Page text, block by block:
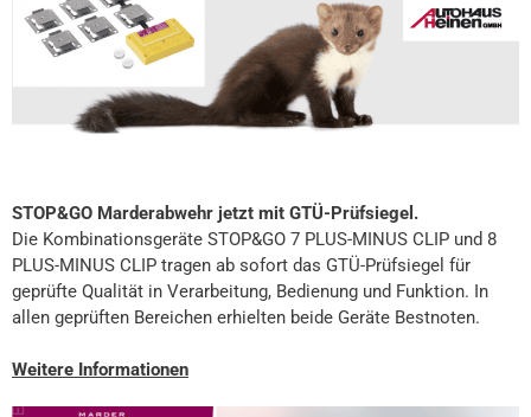
STOP&GO Marderabwehr jetzt mit GTÜ-Prüfsiegel.
Die Kombinationsgeräte STOP&GO 7 PLUS-MINUS CLIP und 8
PLUS-MINUS CLIP tragen ab sofort das GTÜ-Prüfsiegel für
geprüfte Qualität in Verarbeitung, Bedienung und Funktion. In
allen geprüften Bereichen erhielten beide Geräte Bestnoten.
Weitere Informationen